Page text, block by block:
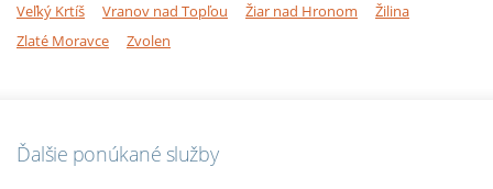
Veľký Krtíš
Vranov nad Topľou Žiar nad Hronom
Žilina
Zlaté Moravce
Zvolen
Ďalšie ponúkané služby